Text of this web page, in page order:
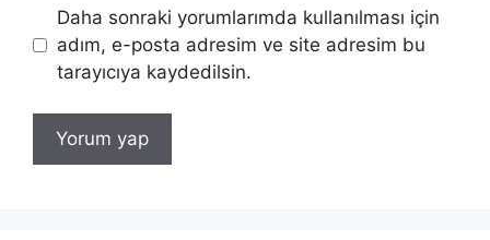
Daha sonraki yorumlarımda kullanılması için
adım, e-posta adresim ve site adresim bu
tarayıcıya kaydedilsin.